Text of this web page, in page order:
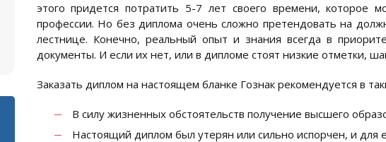
этого придется потратить 5-7 лет своего времени, которое
профессии. Но без диплома очень сложно претендовать на
лестнице. Конечно, реальный опыт и знания всегда в
документы. И если их нет, или в дипломе стоят низкие отметки,
Заказать диплом на настоящем бланке Гознак рекомендуется в
В силу жизненных обстоятельств получение высшего
Настоящий диплом был утерян или сильно испорчен, и для